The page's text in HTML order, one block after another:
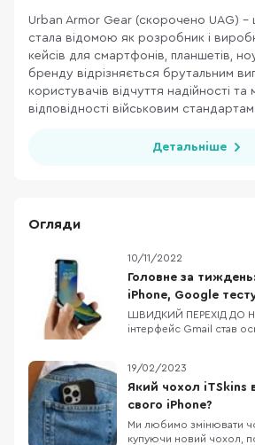
Urban Armor Gear (скорочено UAG) -
стала відомою як розробник і
кейсів для смартфонів, планшетів,
бренду відрізняється брутальним
користувачів відчуття надійності та
відповідності військовим
Детальніше
Огляди
10/11/2022
Головне за
iPhone, Google
Pixel 8/8 Pro,
від MediaTek
ШВИДКИЙ ПЕРЕХІД ДО
інтерфейс Gmail став
тестує процесори для
Офіційні верифіковані
отримають відмітку Official Apple
19/02/2023
Який чохол iTSkins
свого iPhone?
Ми любимо змінювати
купуючи новий чохол, по